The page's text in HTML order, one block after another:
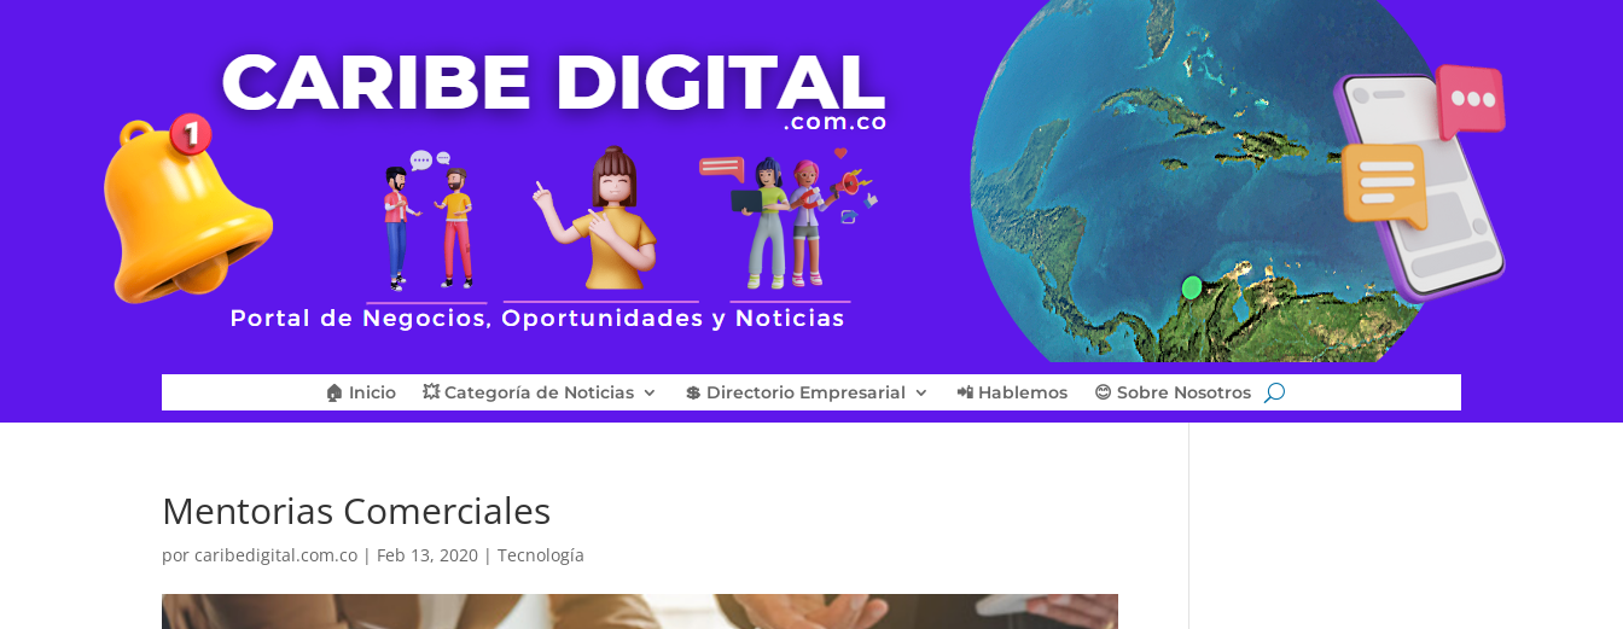
🏠 Inicio 💥 Categoría de Noticias 💲 Directorio Empresarial 📲 Hablemos 😊 Sobre Nosotros
Mentorias Comerciales
porcaribedigital.com.co | Feb 13, 2020 |Tecnología